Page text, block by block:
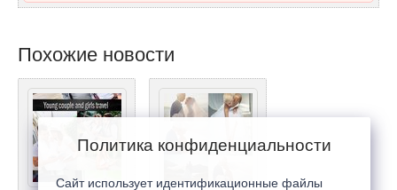
Похожие новости
Политика конфиденциальности
Сайт использует идентификационные файлы